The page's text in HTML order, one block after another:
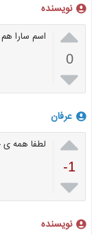
نویسنده

0

اسم سارا
عرفان

-1

لطفا همه ی
نویسنده